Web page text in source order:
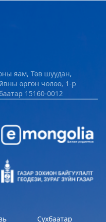
аж ахуйн
яам, Төв шуудан,
өргөн чөлөө, 1-р
15160-0012
Сүхбаатар